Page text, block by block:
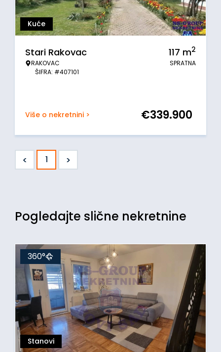
Kuće
Stari Rakovac
RAKOVAC
ŠIFRA: #407101
117 m2
SPRATNA
Više o nekretnini > €339.900
< 1 >
Pogledajte slične nekretnine
Stanovi
360°